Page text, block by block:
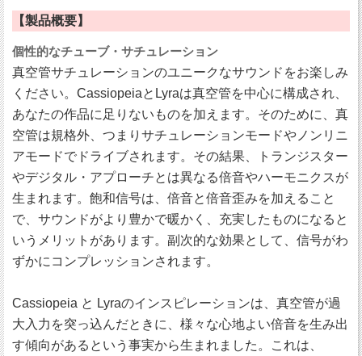
【製品概要】
個性的なチューブ・サチュレーション
真空管サチュレーションのユニークなサウンドをお楽しみ
ください。CassiopeiaとLyraは真空管を中心に構成され、
あなたの作品に足りないものを加えます。そのために、真
空管は規格外、つまりサチュレーションモードやノンリニ
アモードでドライブされます。その結果、トランジスター
やデジタル・アプローチとは異なる倍音やハーモニクスが
生まれます。飽和信号は、倍音と倍音歪みを加えること
で、サウンドがより豊かで暖かく、充実したものになると
いうメリットがあります。副次的な効果として、信号がわ
ずかにコンプレッションされます。
Cassiopeia と Lyraのインスピレーションは、真空管が過
大入力を突っ込んだときに、様々な心地よい倍音を生み出
す傾向があるという事実から生まれました。これは、